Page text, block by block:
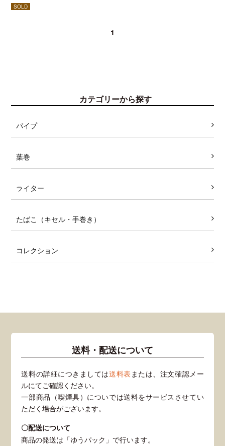
SOLD
1
カテゴリーから探す
パイプ
葉巻
ライター
たばこ（キセル・手巻き）
コレクション
送料・配送について
送料の詳細につきましては送料表 または、注文確認メー
ルにてご確認ください。
一部商品（喫煙具）についでは送料をサービスさせてい
ただく場合がございます。
〇配送について
商品の発送は「ゆうパック」で行います。